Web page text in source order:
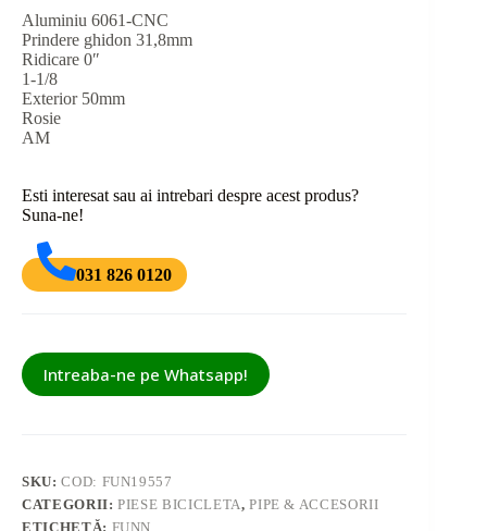
Aluminiu 6061-CNC
Prindere ghidon 31,8mm
Ridicare 0″
1-1/8
Exterior 50mm
Rosie
AM
Esti interesat sau ai intrebari despre acest produs?
Suna-ne!
031 826 0120
Intreaba-ne pe Whatsapp!
SKU:COD: FUN19557
CATEGORII:PIESE BICICLETA,PIPE & ACCESORII
ETICHETĂ: FUNN